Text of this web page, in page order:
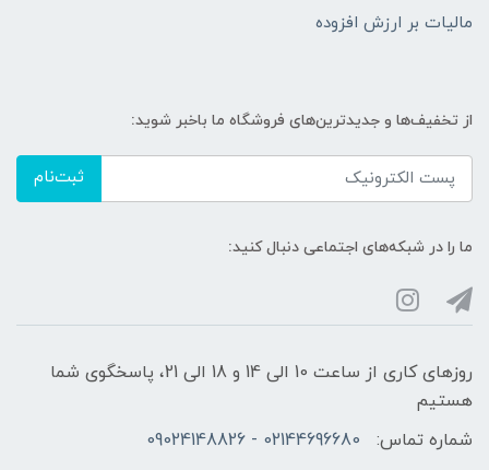
مالیات بر ارزش افزوده
از تخفیف‌ها و جدیدترین‌های فروشگاه ما باخبر شوید:
ثبت‌نام
ما را در شبکه‌های اجتماعی دنبال کنید:
روزهای کاری از ساعت 10 الی 14 و 18 الی 21، پاسخگوی شما
هستیم
شماره تماس:
02144696680 - 09024148826